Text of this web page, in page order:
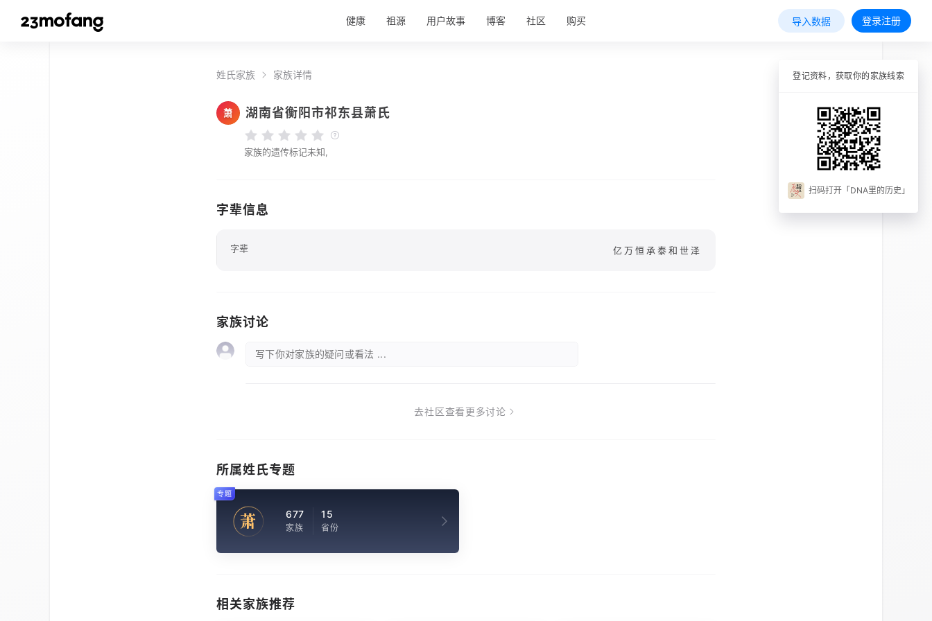
健康 祖源 用户故事 博客 社区 购买 导入数据 登录注册
姓氏家族 家族详情
萧 湖南省衡阳市祁东县萧氏
家族的遗传标记未知,
字辈信息
字辈 亿万恒承泰和世泽
家族讨论
写下你对家族的疑问或看法 ...
去社区查看更多讨论
所属姓氏专题
萧 677
家族
15
省份
专题
相关家族推荐
登记资料，获取你的家族线索
扫码打开「DNA里的历史」